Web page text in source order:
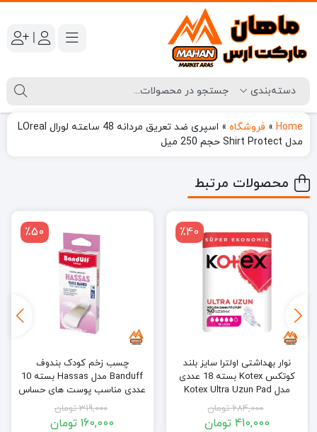
|
Home
» فروشگاه »
اسپری ضد تعریق مردانه 48 ساعته لورال LOreal
مدل Shirt Protect حجم 250 میل
محصولات مرتبط
٪40
نوار بهداشتی اولترا سایز بلند
کوتکس Kotex بسته 18 عددی
مدل Kotex Ultra Uzun Pad
Normal 18pcs
684,000 تومان
410,000 تومان
٪50
چسب زخم کودک بندوف
Banduff مدل Hassas بسته 10
عددی مناسب پوست های حساس
Banduff Hassas Yara Bandı
10PCs
319,000 تومان
160,000 تومان